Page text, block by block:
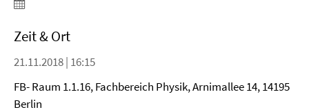
Zeit & Ort
21.11.2018 | 16:15
FB- Raum 1.1.16, Fachbereich Physik, Arnimallee 14, 14195
Berlin